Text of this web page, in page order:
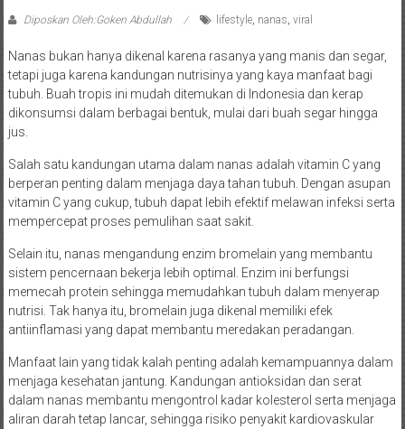
Diposkan Oleh:Goken Abdullah lifestyle, nanas viral
Nanas bukan hanya dikenal karena rasanya yang manis dan segar,
tetapi juga karena kandungan nutrisinya yang kaya manfaat bagi
tubuh. Buah tropis ini mudah ditemukan di Indonesia dan kerap
dikonsumsi dalam berbagai bentuk, mulai dari buah segar hingga
jus.
Salah satu kandungan utama dalam nanas adalah vitamin C yang
berperan penting dalam menjaga daya tahan tubuh. Dengan asupan
vitamin C yang cukup, tubuh dapat lebih efektif melawan infeksi serta
mempercepat proses pemulihan saat sakit.
Selain itu, nanas mengandung enzim bromelain yang membantu
sistem pencernaan bekerja lebih optimal. Enzim ini berfungsi
memecah protein sehingga memudahkan tubuh dalam menyerap
nutrisi. Tak hanya itu, bromelain juga dikenal memiliki efek
antiinflamasi yang dapat membantu meredakan peradangan.
Manfaat lain yang tidak kalah penting adalah kemampuannya dalam
menjaga kesehatan jantung. Kandungan antioksidan dan serat
dalam nanas membantu mengontrol kadar kolesterol serta menjaga
aliran darah tetap lancar, sehingga risiko penyakit kardiovaskular